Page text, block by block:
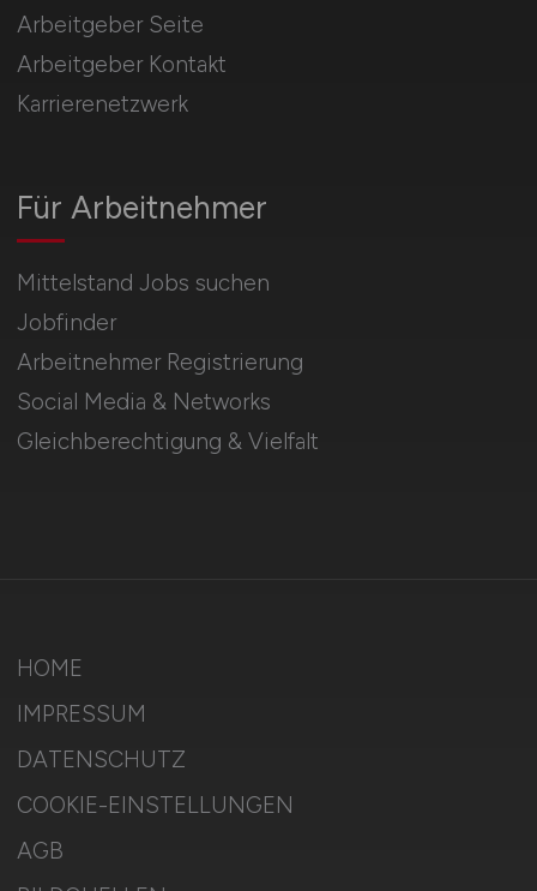
Für Arbeitnehmer
Mittelstand Jobs suchen
Jobfinder
Arbeitnehmer Registrierung
Social Media & Networks
Gleichberechtigung & Vielfalt
Arbeitgeber Seite
Arbeitgeber Kontakt
Karrierenetzwerk
HOME
IMPRESSUM
DATENSCHUTZ
COOKIE-EINSTELLUNGEN
AGB